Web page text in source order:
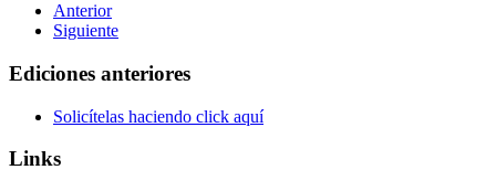
Anterior
Siguiente
Ediciones anteriores
Solicítelas haciendo click aquí
Links